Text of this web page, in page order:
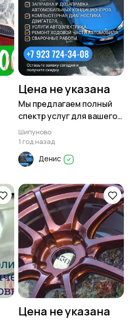
Цена не указана
Мы предлагаем полный
спектр услуг для вашего
автомобиля
Шипуново
1 год назад
Денис
Цена не указана